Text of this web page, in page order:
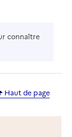
connaître
Haut de page